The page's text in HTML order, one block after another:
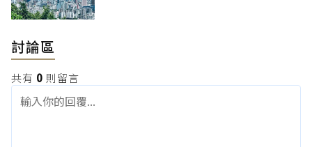
討論區
共有 0 則留言